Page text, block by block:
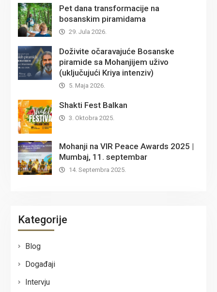
Pet dana transformacije na
bosanskim piramidama
29. Jula 2026.
Doživite očaravajuće Bosanske
piramide sa Mohanjijem uživo
(uključujući Kriya intenziv)
5. Maja 2026.
Shakti Fest Balkan
3. Oktobra 2025.
Mohanji na VIR Peace Awards 2025 |
Mumbaj, 11. septembar
14. Septembra 2025.
Kategorije
Blog
Događaji
Intervju